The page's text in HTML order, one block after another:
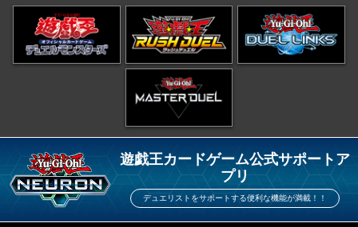
遊戯王カードゲーム公式サポートア
プリ
デュエリストをサポートする便利な機能が満載！！